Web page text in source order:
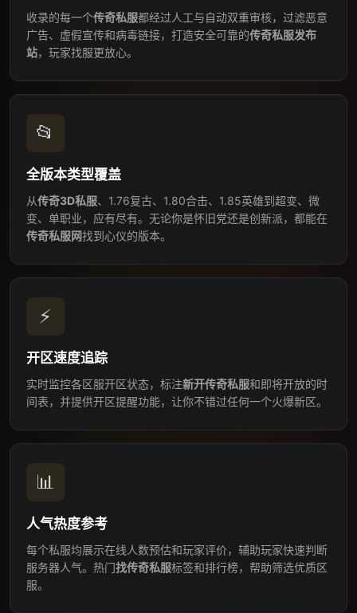
收录的每一个传奇私服都经过人工与自动双重审核，过滤恶意
广告、虚假宣传和病毒链接，打造安全可靠的传奇私服发布
站，玩家找服更放心。
📂
全版本类型覆盖
从传奇3D私服、1.76复古、1.80合击、1.85英雄到超变、微
变、单职业，应有尽有。无论你是怀旧党还是创新派，都能在
传奇私服网找到心仪的版本。
⚡
开区速度追踪
实时监控各区服开区状态，标注新开传奇私服和即将开放的时
间表，并提供开区提醒功能，让你不错过任何一个火爆新区。
📊
人气热度参考
每个私服均展示在线人数预估和玩家评价，辅助玩家快速判断
服务器人气。热门找传奇私服标签和排行榜，帮助筛选优质区
服。